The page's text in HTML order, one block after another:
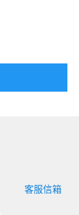
客服信箱